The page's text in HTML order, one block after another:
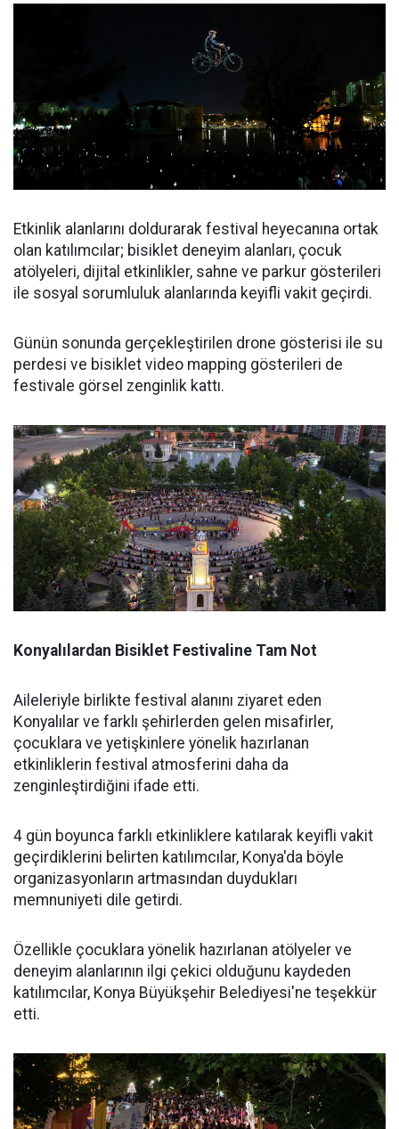
Etkinlik alanlarını doldurarak festival heyecanına ortak
olan katılımcılar; bisiklet deneyim alanları, çocuk
atölyeleri, dijital etkinlikler, sahne ve parkur gösterileri
ile sosyal sorumluluk alanlarında keyifli vakit geçirdi.
Günün sonunda gerçekleştirilen drone gösterisi ile su
perdesi ve bisiklet video mapping gösterileri de
festivale görsel zenginlik kattı.
Konyalılardan Bisiklet Festivaline Tam Not
Aileleriyle birlikte festival alanını ziyaret eden
Konyalılar ve farklı şehirlerden gelen misafirler,
çocuklara ve yetişkinlere yönelik hazırlanan
etkinliklerin festival atmosferini daha da
zenginleştirdiğini ifade etti.
4 gün boyunca farklı etkinliklere katılarak keyifli vakit
geçirdiklerini belirten katılımcılar, Konya'da böyle
organizasyonların artmasından duydukları
memnuniyeti dile getirdi.
Özellikle çocuklara yönelik hazırlanan atölyeler ve
deneyim alanlarının ilgi çekici olduğunu kaydeden
katılımcılar, Konya Büyükşehir Belediyesi'ne teşekkür
etti.